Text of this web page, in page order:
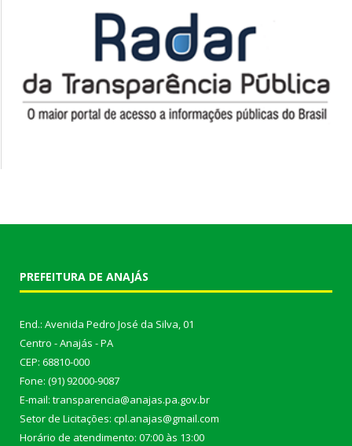
PREFEITURA DE ANAJÁS
End.: Avenida Pedro José da Silva, 01
Centro - Anajás - PA
CEP: 68810-000
Fone: (91) 92000-9087
E-mail: transparencia@anajas.pa.gov.br
Setor de Licitações: cpl.anajas@gmail.com
Horário de atendimento: 07:00 às 13:00